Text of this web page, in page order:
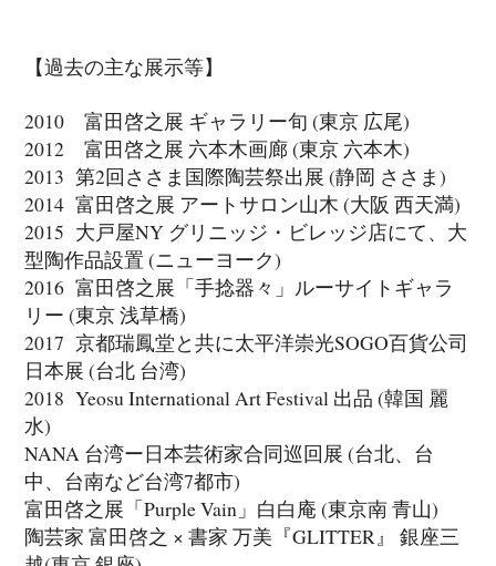
【過去の主な展示等】
2010 富田啓之展 ギャラリー旬 (東京 広尾)
2012 富田啓之展 六本木画廊 (東京 六本木)
2013 第2回ささま国際陶芸祭出展 (静岡 ささま)
2014 富田啓之展 アートサロン山木 (大阪 西天満)
2015 大戸屋NY グリニッジ・ビレッジ店にて、大
型陶作品設置 (ニューヨーク)
2016 富田啓之展「手捻器々」ルーサイトギャラ
リー (東京 浅草橋)
2017 京都瑞鳳堂と共に太平洋崇光SOGO百貨公司
日本展 (台北 台湾)
2018 Yeosu International Art Festival 出品 (韓国 麗
水)
NANA 台湾ー日本芸術家合同巡回展 (台北、台
中、台南など台湾7都市)
富田啓之展「Purple Vain」白白庵 (東京南 青山)
陶芸家 富田啓之 × 書家 万美『GLITTER』 銀座三